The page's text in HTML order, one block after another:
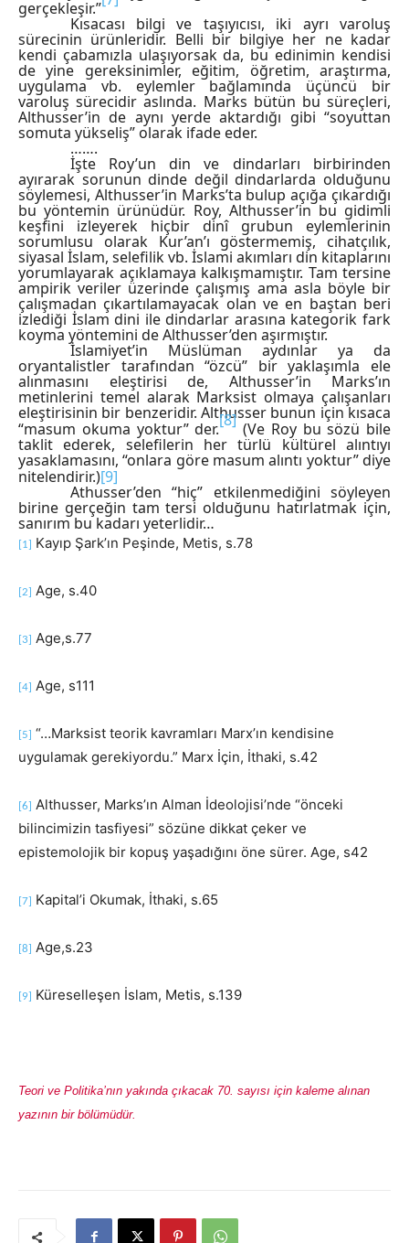
gerçekleşir.”
Kısacası bilgi ve taşıyıcısı, iki ayrı varoluş
sürecinin ürünleridir. Belli bir bilgiye her ne kadar
kendi çabamızla ulaşıyorsak da, bu edinimin kendisi
de yine gereksinimler, eğitim, öğretim, araştırma,
uygulama vb. eylemler bağlamında üçüncü bir
varoluş sürecidir aslında. Marks bütün bu süreçleri,
Althusser’in de aynı yerde aktardığı gibi “soyuttan
somuta yükseliş” olarak ifade eder.
…….
İşte Roy’un din ve dindarları birbirinden
ayırarak sorunun dinde değil dindarlarda olduğunu
söylemesi, Althusser’in Marks’ta bulup açığa çıkardığı
bu yöntemin ürünüdür. Roy, Althusser’in bu gidimli
keşfini izleyerek hiçbir dinî grubun eylemlerinin
sorumlusu olarak Kur’an’ı göstermemiş, cihatçılık,
siyasal İslam, selefilik vb. İslami akımları din kitaplarını
yorumlayarak açıklamaya kalkışmamıştır. Tam tersine
ampirik veriler üzerinde çalışmış ama asla böyle bir
çalışmadan çıkartılamayacak olan ve en baştan beri
izlediği İslam dini ile dindarlar arasına kategorik fark
koyma yöntemini de Althusser’den aşırmıştır.
İslamiyet’in Müslüman aydınlar ya da
oryantalistler tarafından “özcü” bir yaklaşımla ele
alınmasını eleştirisi de, Althusser’in Marks’ın
metinlerini temel alarak Marksist olmaya çalışanları
eleştirisinin bir benzeridir. Althusser bunun için kısaca
“masum okuma yoktur” der.[8] (Ve Roy bu sözü bile
taklit ederek, selefilerin her türlü kültürel alıntıyı
yasaklamasını, “onlara göre masum alıntı yoktur” diye
nitelendirir.)[9]
Athusser’den “hiç” etkilenmediğini söyleyen
birine gerçeğin tam tersi olduğunu hatırlatmak için,
sanırım bu kadarı yeterlidir…
[1] Kayıp Şark’ın Peşinde, Metis, s.78
[2] Age, s.40
[3] Age,s.77
[4] Age, s111
[5]
“…Marksist teorik kavramları Marx’ın kendisine
uygulamak gerekiyordu.” Marx İçin, İthaki, s.42
[6]
Althusser, Marks’ın Alman İdeolojisi’nde “önceki
bilincimizin tasfiyesi” sözüne dikkat çeker ve
epistemolojik bir kopuş yaşadığını öne sürer. Age, s42
[7] Kapital’i Okumak, İthaki, s.65
[8] Age,s.23
[9] Küreselleşen İslam, Metis, s.139
Teori ve Politika’nın yakında çıkacak 70. sayısı için kaleme alınan
yazının bir bölümüdür.